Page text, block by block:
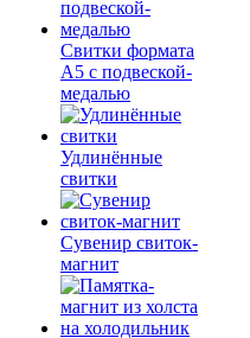
Свитки формата
А5 с подвеской-
медалью
Удлинённые
свитки
Сувенир свиток-
магнит